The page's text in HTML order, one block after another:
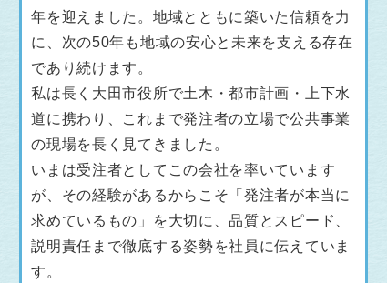
年を迎えました。地域とともに築いた信頼を力
に、次の50年も地域の安心と未来を支える存在
であり続けます。
私は長く大田市役所で土木・都市計画・上下水
道に携わり、これまで発注者の立場で公共事業
の現場を長く見てきました。
いまは受注者としてこの会社を率いています
が、その経験があるからこそ「発注者が本当に
求めているもの」を大切に、品質とスピード、
説明責任まで徹底する姿勢を社員に伝えていま
す。